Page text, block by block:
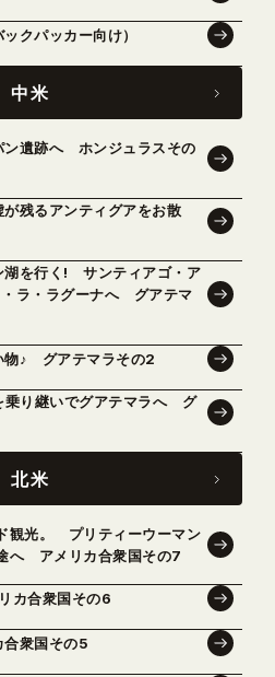
クパッカー向け）
中米
ン遺跡へ ホンジュラスその
残るアンティグアをお散
湖を行く! サンティアゴ・ア
ラ・ラグーナへ グアテマ
物♪ グアテマラその2
乗り継いでグアテマラへ グ
北米
観光。 プリティーウーマン
へ アメリカ合衆国その7
カ合衆国その6
衆国その5